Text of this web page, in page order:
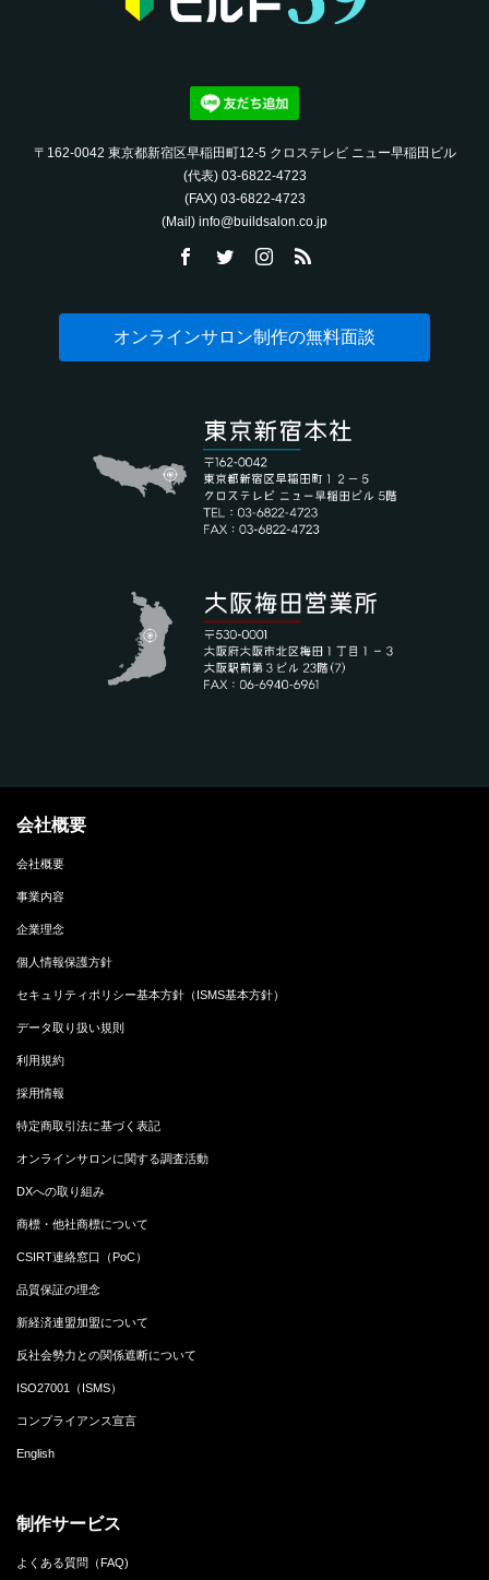
〒162-0042 東京都新宿区早稲田町12-5 クロステレビ ニュー早稲田ビル
(代表) 03-6822-4723‬
(FAX) 03-6822-4723‬
(Mail) info@buildsalon.co.jp
オンラインサロン制作の無料面談
会社概要
会社概要
事業内容
企業理念
個人情報保護方針
セキュリティポリシー基本方針（ISMS基本方針）
データ取り扱い規則
利用規約
採用情報
特定商取引法に基づく表記
オンラインサロンに関する調査活動
DXへの取り組み
商標・他社商標について
CSIRT連絡窓口（PoC）
品質保証の理念
新経済連盟加盟について
反社会勢力との関係遮断について
ISO27001（ISMS）
コンプライアンス宣言
English
制作サービス
よくある質問（FAQ)